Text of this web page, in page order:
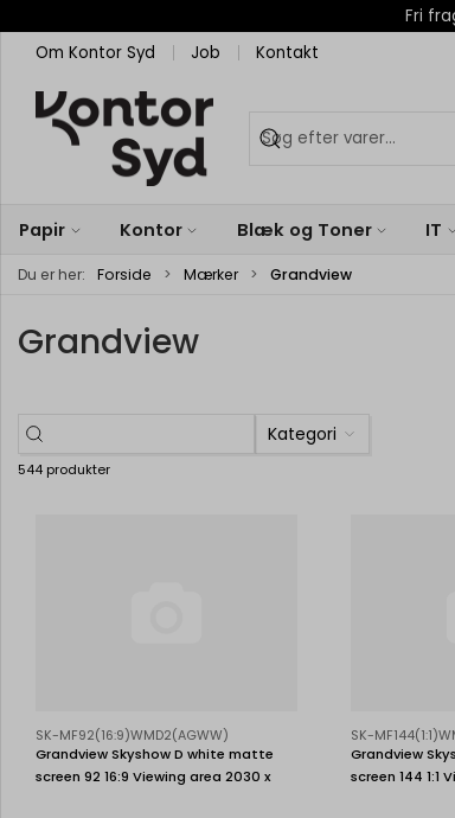
Fri
Om Kontor Syd
Job Kontakt
Papir Kontor Blæk og Toner IT
Du er her: Forside Mærker Grandview
Grandview
Kategori
544 produkter
SK-MF92(16:9)WMD2(AGWW)
Grandview Skyshow D white matte
screen 92 16:9 Viewing area 2030 x
SK-
Grandview
screen 144 1:1